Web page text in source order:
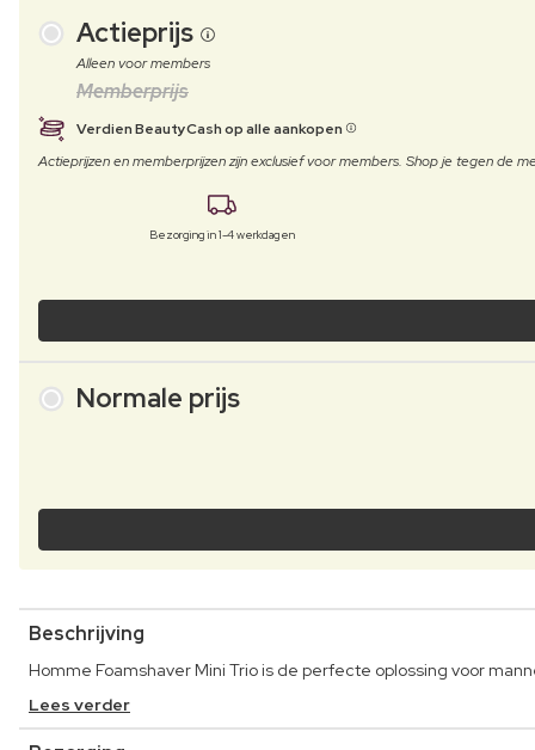
Actieprijs
Alleen voor members
Memberprijs
Verdien BeautyCash op alle aankopen
Actieprijzen en memberprijzen zijn exclusief voor members. Shop je tegen de
Bezorging in 1-4 werkdagen
Normale prijs
Beschrijving
Homme Foamshaver Mini Trio is de perfecte oplossing voor
Lees verder